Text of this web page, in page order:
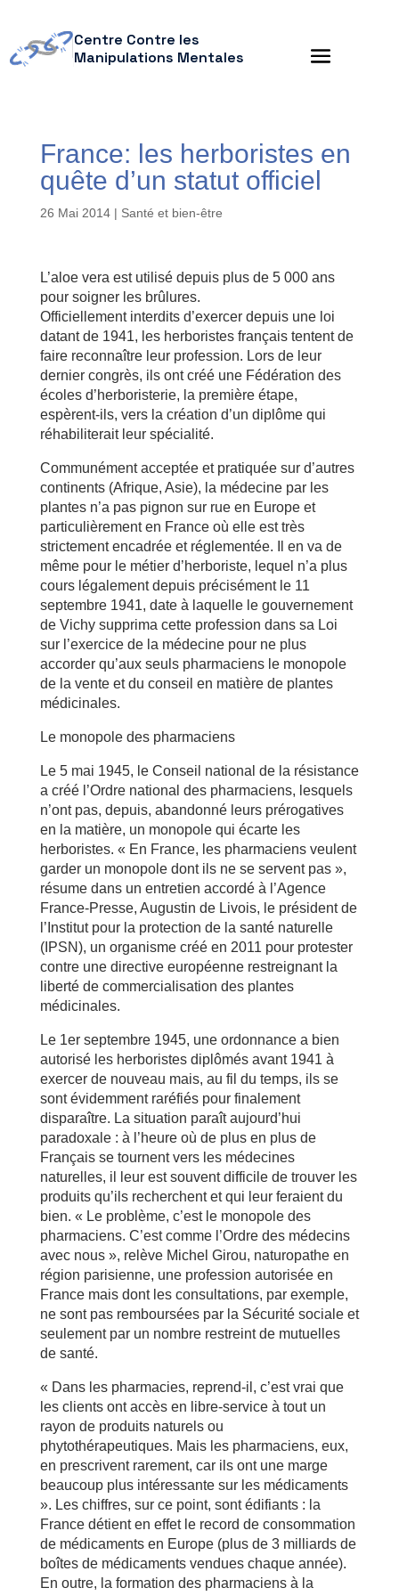
Centre Contre les
Manipulations Mentales
France: les herboristes en
quête d’un statut officiel
26 Mai 2014| Santé et bien-être
L’aloe vera est utilisé depuis plus de 5 000 ans
pour soigner les brûlures.
Officiellement interdits d’exercer depuis une loi
datant de 1941, les herboristes français tentent de
faire reconnaître leur profession. Lors de leur
dernier congrès, ils ont créé une Fédération des
écoles d’herboristerie, la première étape,
espèrent-ils, vers la création d’un diplôme qui
réhabiliterait leur spécialité.
Communément acceptée et pratiquée sur d’autres
continents (Afrique, Asie), la médecine par les
plantes n’a pas pignon sur rue en Europe et
particulièrement en France où elle est très
strictement encadrée et réglementée. Il en va de
même pour le métier d’herboriste, lequel n’a plus
cours légalement depuis précisément le 11
septembre 1941, date à laquelle le gouvernement
de Vichy supprima cette profession dans sa Loi
sur l’exercice de la médecine pour ne plus
accorder qu’aux seuls pharmaciens le monopole
de la vente et du conseil en matière de plantes
médicinales.
Le monopole des pharmaciens
Le 5 mai 1945, le Conseil national de la résistance
a créé l’Ordre national des pharmaciens, lesquels
n’ont pas, depuis, abandonné leurs prérogatives
en la matière, un monopole qui écarte les
herboristes. « En France, les pharmaciens veulent
garder un monopole dont ils ne se servent pas »,
résume dans un entretien accordé à l’Agence
France-Presse, Augustin de Livois, le président de
l’Institut pour la protection de la santé naturelle
(IPSN), un organisme créé en 2011 pour protester
contre une directive européenne restreignant la
liberté de commercialisation des plantes
médicinales.
Le 1er septembre 1945, une ordonnance a bien
autorisé les herboristes diplômés avant 1941 à
exercer de nouveau mais, au fil du temps, ils se
sont évidemment raréfiés pour finalement
disparaître. La situation paraît aujourd’hui
paradoxale : à l’heure où de plus en plus de
Français se tournent vers les médecines
naturelles, il leur est souvent difficile de trouver les
produits qu’ils recherchent et qui leur feraient du
bien. « Le problème, c’est le monopole des
pharmaciens. C’est comme l’Ordre des médecins
avec nous », relève Michel Girou, naturopathe en
région parisienne, une profession autorisée en
France mais dont les consultations, par exemple,
ne sont pas remboursées par la Sécurité sociale et
seulement par un nombre restreint de mutuelles
de santé.
« Dans les pharmacies, reprend-il, c’est vrai que
les clients ont accès en libre-service à tout un
rayon de produits naturels ou
phytothérapeutiques. Mais les pharmaciens, eux,
en prescrivent rarement, car ils ont une marge
beaucoup plus intéressante sur les médicaments
». Les chiffres, sur ce point, sont édifiants : la
France détient en effet le record de consommation
de médicaments en Europe (plus de 3 milliards de
boîtes de médicaments vendues chaque année).
En outre, la formation des pharmaciens à la